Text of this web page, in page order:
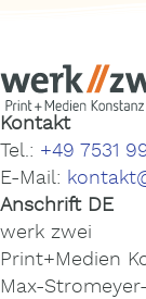
Kontakt
Tel.: +49 7531
E-Mail:
Anschrift DE
werk zwei
Print+Medien
Max-